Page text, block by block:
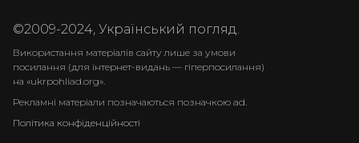
©2009-2024, Український погляд.
Використання матеріалів сайту лише за умови
посилання (для інтернет-видань — гіперпосилання)
на «ukrpohliad.org».
Рекламні матеріали позначаються позначкою ad.
Політика конфіденційності